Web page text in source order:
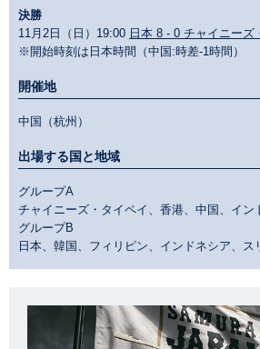
決勝
11月2日（日）19:00 日本 8 - 0 チャイニーズ
※開始時刻は日本時間（中国:時差-1時間）
開催地
中国（杭州）
出場する国と地域
グループA
チャイニーズ・タイペイ、香港、中国、イン
グループB
日本、韓国、フィリピン、インドネシア、ス